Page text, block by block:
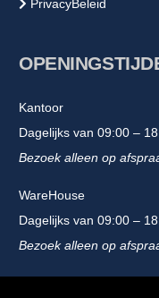
PrivacyBeleid
Kantoor
Dagelijks van 09:00 –
Bezoek alleen op
WareHouse
Dagelijks van 09:00 –
Bezoek alleen op